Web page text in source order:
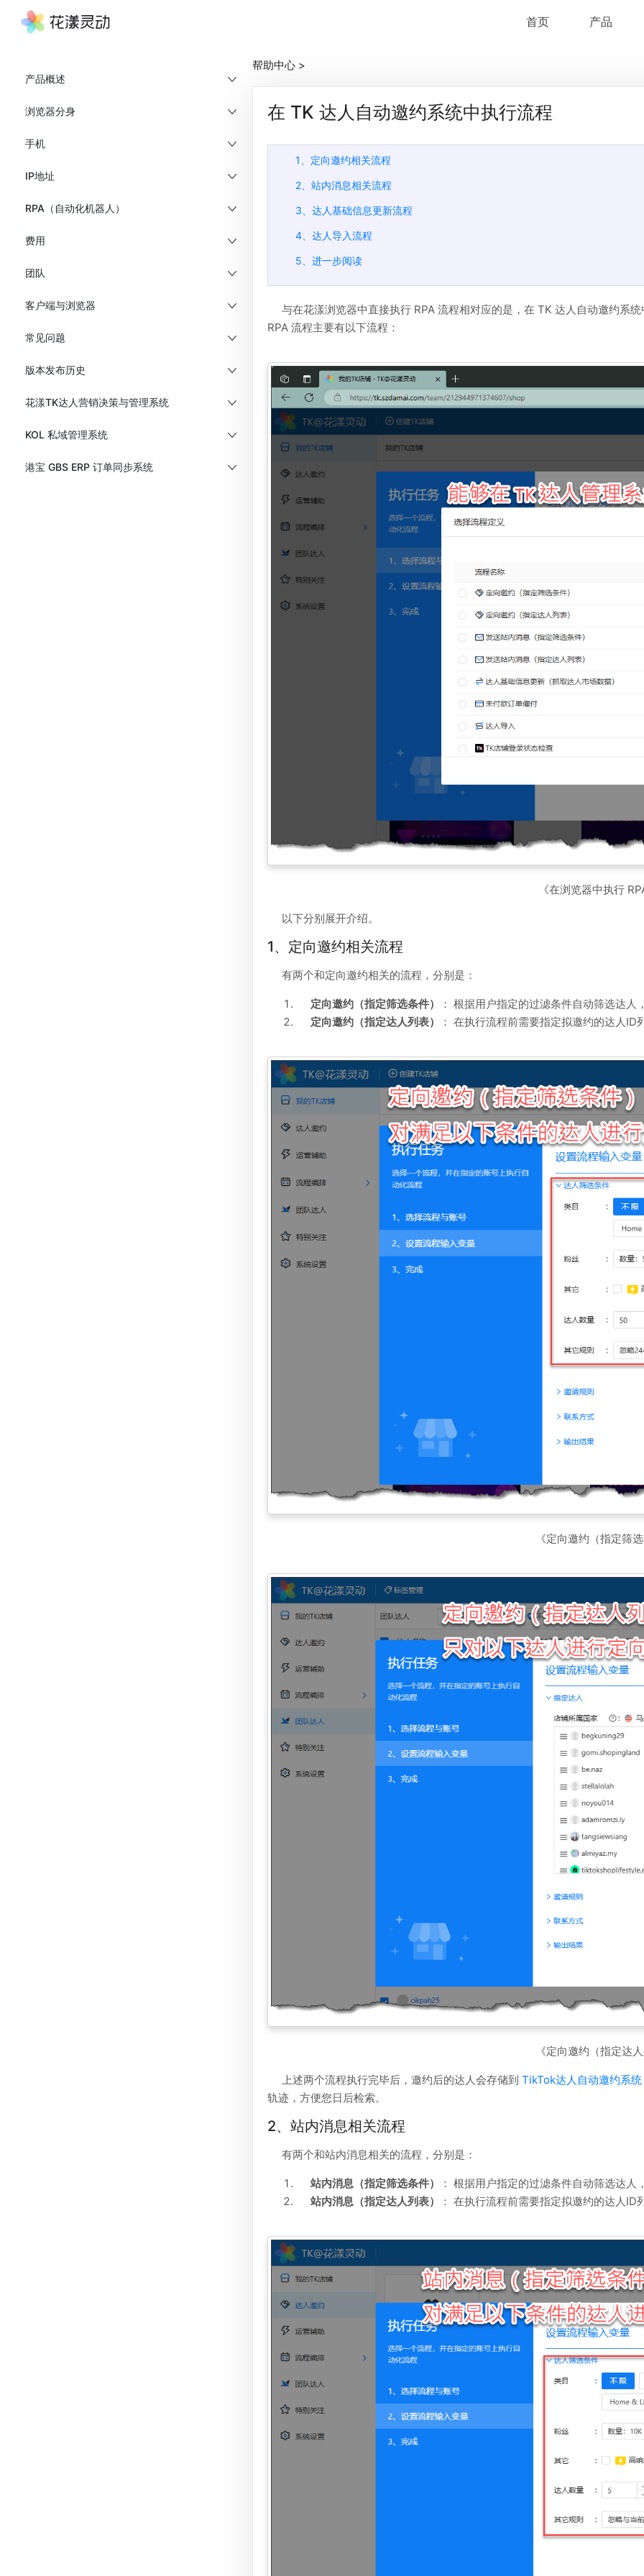
首页 产品
产品概述
浏览器分身
手机
IP地址
RPA（自动化机器人）
费用
团队
客户端与浏览器
常见问题
版本发布历史
花漾TK达人营销决策与管理系统
KOL 私域管理系统
港宝 GBS ERP 订单同步系统
帮助中心 >
在 TK 达人自动邀约系统中执行流程
1、定向邀约相关流程
2、站内消息相关流程
3、达人基础信息更新流程
4、达人导入流程
5、进一步阅读
与在花漾浏览器中直接执行 RPA 流程相对应的是，在 TK 达人自动邀约系
RPA 流程主要有以下流程：
《在浏览器中执行
以下分别展开介绍。
1、定向邀约相关流程
有两个和定向邀约相关的流程，分别是：
定向邀约（指定筛选条件）
： 根据用户指定的过滤条件自动筛选达
定向邀约（指定达人列表）
： 在执行流程前需要指定拟邀约的达人
《定向邀约（指定筛
《定向邀约（指定达
上述两个流程执行完毕后，邀约后的达人会存储到 TikTok达人自动邀约系统
轨迹，方便您日后检索。
2、站内消息相关流程
有两个和站内消息相关的流程，分别是：
站内消息（指定筛选条件）
： 根据用户指定的过滤条件自动筛选达
站内消息（指定达人列表）
： 在执行流程前需要指定拟邀约的达人